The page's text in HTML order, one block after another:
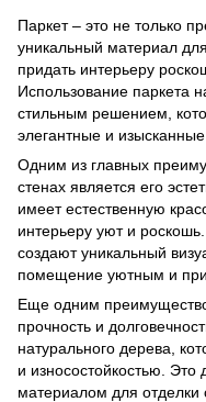
Паркет – это не только
уникальный материал
придать интерьеру
Использование паркета
стильным решением,
элегантные и
Одним из главных
стенах является его
имеет естественную
интерьеру уют и
создают уникальный
помещение уютным и
Еще одним
прочность и
натурального дерева,
и износостойкостью.
материалом для